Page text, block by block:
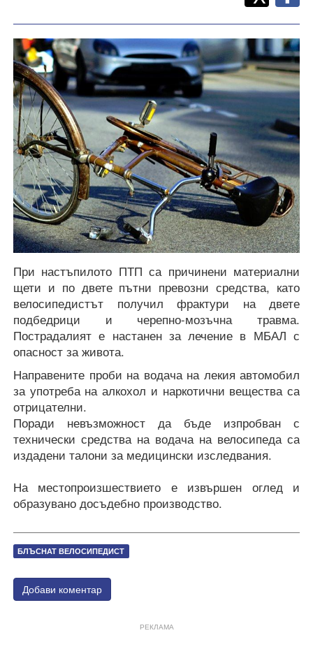
При настъпилото ПТП са причинени материални
щети и по двете пътни превозни средства, като
велосипедистът получил фрактури на двете
подбедрици и черепно-мозъчна травма.
Пострадалият е настанен за лечение в МБАЛ с
опасност за живота.
Направените проби на водача на лекия автомобил
за употреба на алкохол и наркотични вещества са
отрицателни.
Поради невъзможност да бъде изпробван с
технически средства на водача на велосипеда са
издадени талони за медицински изследвания.
На местопроизшествието е извършен оглед и
образувано досъдебно производство.
БЛЪСНАТ ВЕЛОСИПЕДИСТ
Добави коментар
РЕКЛАМА